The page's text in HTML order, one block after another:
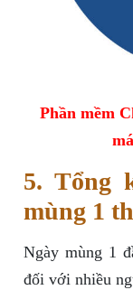
Phần mềm
5. Tổng
mùng 1
Ngày mùng 1
đối với nhiều